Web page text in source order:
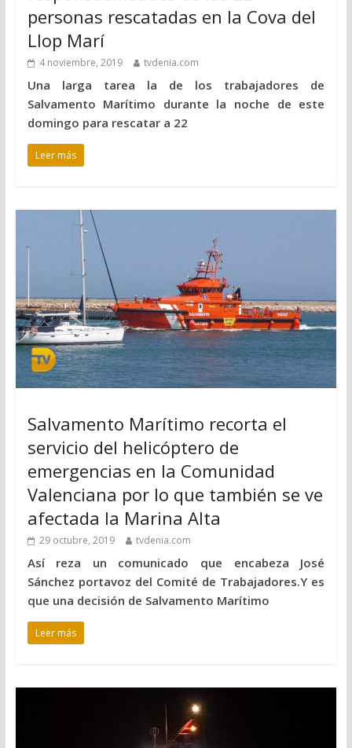
personas rescatadas en la Cova del
Llop Marí
4 noviembre, 2019 tvdenia.com
Una larga tarea la de los trabajadores de
Salvamento Marítimo durante la noche de este
domingo para rescatar a 22
Leer más
Salvamento Marítimo recorta el
servicio del helicóptero de
emergencias en la Comunidad
Valenciana por lo que también se ve
afectada la Marina Alta
29 octubre, 2019 tvdenia.com
Así reza un comunicado que encabeza José
Sánchez portavoz del Comité de Trabajadores.Y es
que una decisión de Salvamento Marítimo
Leer más